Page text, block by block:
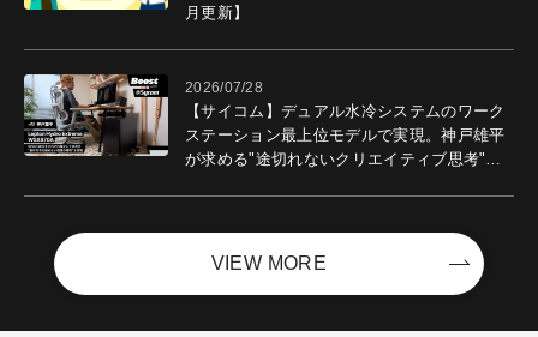
月更新】
2026/07/28
【サイコム】デュアル水冷システムのワーク
ステーション最上位モデルで実現。神戸雄平
が求める"途切れないクリエイティブ思考"｜
VIEW MORE